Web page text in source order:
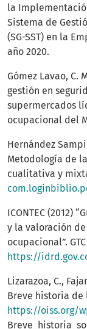
la
Sistema de
(SG-SST) en la
año 2020.
Gómez Lavao, C.
gestión en
supermercados
ocupacional del
Hernández
Metodología de
cualitativa y
ICONTEC (2012)
y la valoración
ocupacional”.
https://idrd.gov.co/
Lizarazoa, C.,
Breve historia de
https://oiss.org/